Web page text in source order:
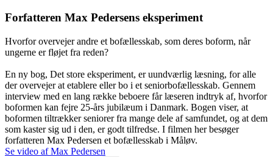
Forfatteren Max Pedersens eksperiment
Hvorfor overvejer andre et bofællesskab, som deres boform, når
ungerne er fløjet fra reden?
En ny bog, Det store eksperiment, er uundværlig læsning, for alle
der overvejer at etablere eller bo i et seniorbofællesskab. Gennem
interview med en lang række beboere får læseren indtryk af, hvorfor
boformen kan fejre 25-års jubilæum i Danmark. Bogen viser, at
boformen tiltrækker seniorer fra mange dele af samfundet, og at dem
som kaster sig ud i den, er godt tilfredse. I filmen her besøger
forfatteren Max Pedersen et bofællesskab i Måløv.
Se video af Max Pedersen